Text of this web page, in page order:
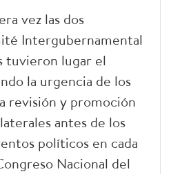
vez las dos
Intergubernamental
tuvieron lugar el
la urgencia de los
revisión y promoción
antes de los
políticos en cada
Nacional del